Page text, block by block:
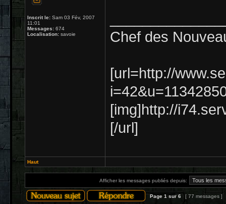
Inscrit le: Sam 03 Fév, 2007
11:01
Messages: 674
Localisation: savoie
Chef des
[url=http://
[img]http://
[/url]
Haut
Afficher les messages publiés depuis:
Page 1 sur 6 [ 77 messages ]